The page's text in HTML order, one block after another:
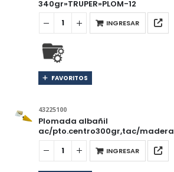
340gr»TRUPER»PLOM-12
INGRESAR
FAVORITOS
43225100
Plomada albañil
ac/pto.centro300gr,tac/
INGRESAR